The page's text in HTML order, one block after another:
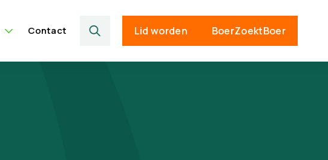
Contact Lid worden BoerZoektBoer